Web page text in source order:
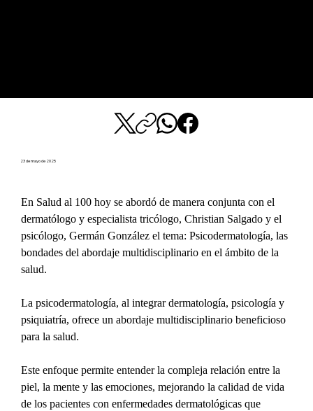
23 de mayo de 2025
En Salud al 100 hoy se abordó de manera conjunta con el
dermatólogo y especialista tricólogo, Christian Salgado y el
psicólogo, Germán González el tema: Psicodermatología, las
bondades del abordaje multidisciplinario en el ámbito de la
salud.
La psicodermatología, al integrar dermatología, psicología y
psiquiatría, ofrece un abordaje multidisciplinario beneficioso
para la salud.
Este enfoque permite entender la compleja relación entre la
piel, la mente y las emociones, mejorando la calidad de vida
de los pacientes con enfermedades dermatológicas que